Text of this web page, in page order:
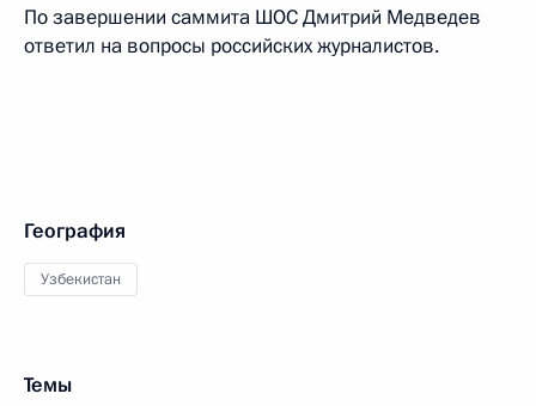
По завершении саммита ШОС Дмитрий Медведев
ответил на вопросы российских журналистов.
География
Узбекистан
Темы